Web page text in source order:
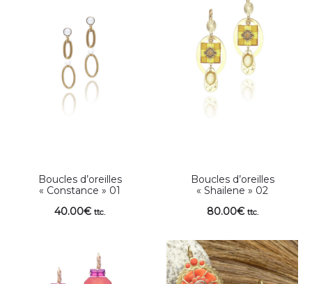
Boucles d’oreilles
« Constance » 01
40.00€ ttc.
Boucles d’oreilles
« Shailene » 02
80.00€ ttc.